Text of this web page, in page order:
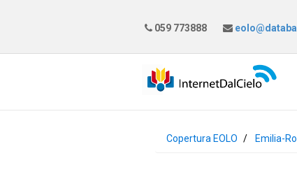
059 773888
Copertura EOLO Emilia-